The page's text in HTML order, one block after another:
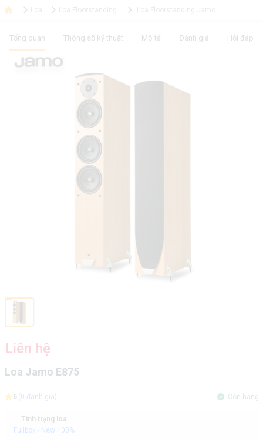
Tổng quan Thông số kỹ thuật Mô tả Đánh giá Hỏi đáp
Liên hệ
Loa Jamo E875
5 (0 đánh giá) Còn hàng
Tình trạng loa
Fullbox - New 100%